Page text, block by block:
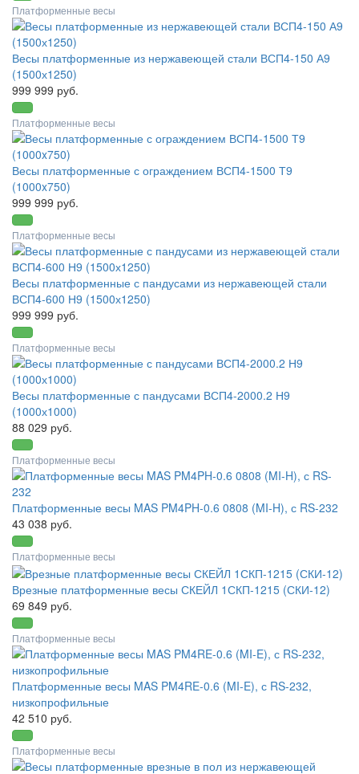
Платформенные весы
Весы платформенные из нержавеющей стали ВСП4-150 А9
(1500х1250)
999 999 руб.
Платформенные весы
Весы платформенные с ограждением ВСП4-1500 Т9
(1000x750)
999 999 руб.
Платформенные весы
Весы платформенные с пандусами из нержавеющей стали
ВСП4-600 Н9 (1500х1250)
999 999 руб.
Платформенные весы
Весы платформенные с пандусами ВСП4-2000.2 Н9
(1000х1000)
88 029 руб.
Платформенные весы
Платформенные весы MAS PM4PH-0.6 0808 (MI-H), с RS-232
43 038 руб.
Платформенные весы
Врезные платформенные весы СКЕЙЛ 1СКП-1215 (СКИ-12)
69 849 руб.
Платформенные весы
Платформенные весы MAS PM4RE-0.6 (MI-E), с RS-232,
низкопрофильные
42 510 руб.
Платформенные весы